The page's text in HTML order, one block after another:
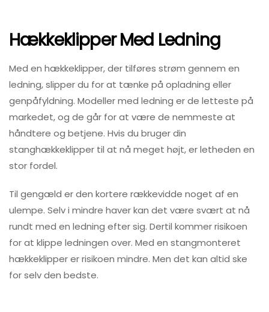
Hækkeklipper Med Ledning
Med en hækkeklipper, der tilføres strøm gennem en
ledning, slipper du for at tænke på opladning eller
genpåfyldning. Modeller med ledning er de letteste på
markedet, og de går for at være de nemmeste at
håndtere og betjene. Hvis du bruger din
stanghækkeklipper til at nå meget højt, er letheden en
stor fordel.
Til gengæld er den kortere rækkevidde noget af en
ulempe. Selv i mindre haver kan det være svært at nå
rundt med en ledning efter sig. Dertil kommer risikoen
for at klippe ledningen over. Med en stangmonteret
hækkeklipper er risikoen mindre. Men det kan altid ske
for selv den bedste.